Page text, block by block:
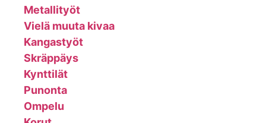
Metallityöt
Vielä muuta kivaa
Kangastyöt
Skräppäys
Kynttilät
Punonta
Ompelu